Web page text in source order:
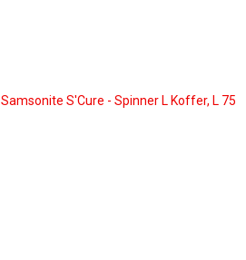
Samsonite S'Cure - Spinner L Koffer, L 75